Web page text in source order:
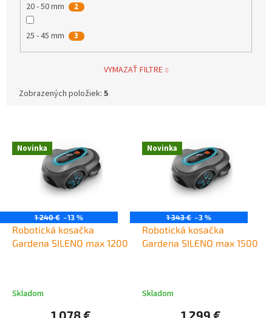
20 - 50 mm 2
25 - 45 mm 3
VYMAZAŤ FILTRE
Zobrazených položiek:5
Novinka
1 240 € –13 %
Robotická kosačka
Gardena SILENO max 1200
Skladom
Novinka
1 343 € –3 %
Robotická kosačka
Gardena SILENO max 1500
Skladom